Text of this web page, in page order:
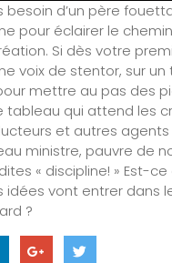
besoin d’un père
pour éclairer le
Si dès votre
voix de stentor, sur
mettre au pas des
tableau qui attend les
et autres
ministre, pauvre de
« discipline! » Est-ce
idées vont entrer dans
?